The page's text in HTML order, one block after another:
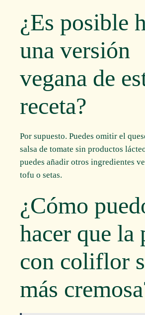
¿Es posible
una versión
vegana de
receta?
Por supuesto. Puedes omitir el
salsa de tomate sin productos
puedes añadir otros ingredientes
tofu o setas.
¿Cómo
hacer que la
con coliflor
más